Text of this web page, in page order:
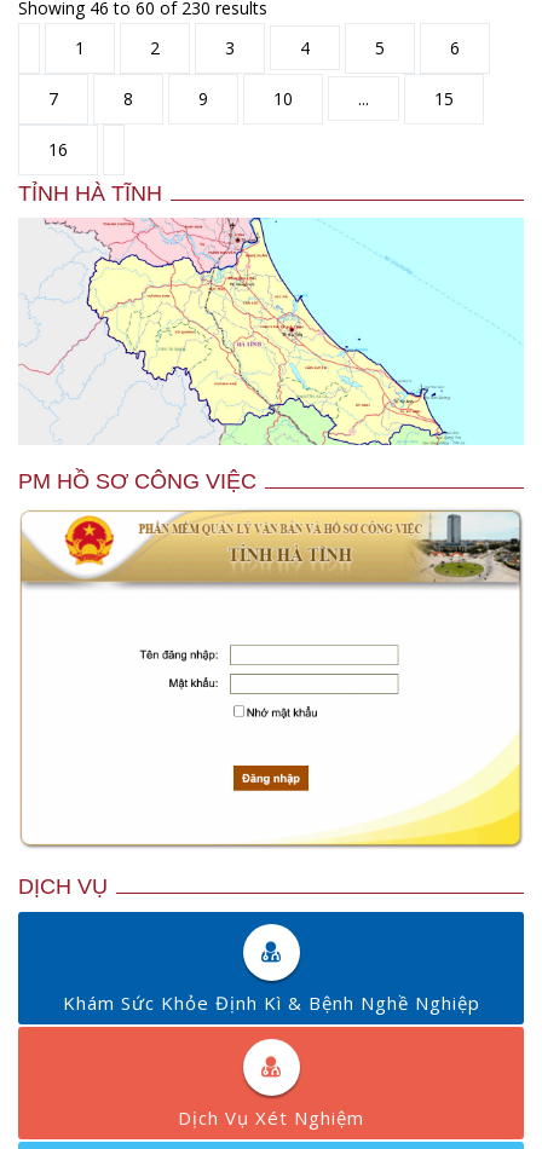
Showing 46 to 60 of 230 results
1
2 3 4 5 6
7 8 9 10 ... 15
16
TỈNH HÀ TĨNH
PM HỒ SƠ CÔNG VIỆC
DỊCH VỤ
Khám Sức Khỏe Định Kì & Bệnh Nghề Nghiệp
Dịch Vụ Xét Nghiệm